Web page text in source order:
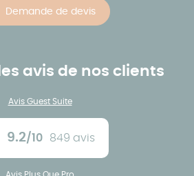
Demande de devis
avis de nos clients
Avis Guest Suite
moyenne :
9.2/10 849 avis